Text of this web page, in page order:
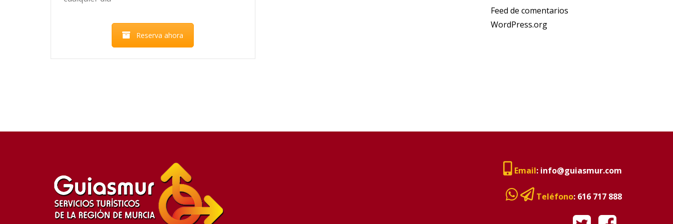
Reserva ahora
Feed de comentarios
WordPress.org
Email: info@guiasmur.com
Teléfono: 616 717 888